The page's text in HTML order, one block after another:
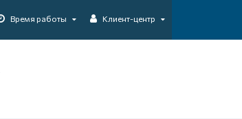
Время работы Клиент-центр